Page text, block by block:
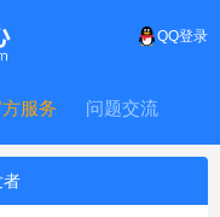
QQ登录
服务 问题交流